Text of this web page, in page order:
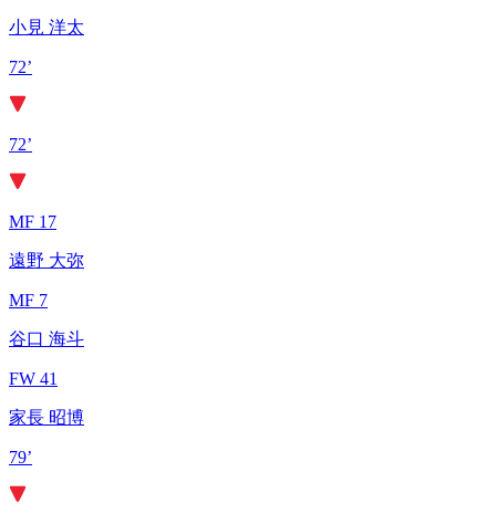
小見 洋太
72’
72’
MF 17
遠野 大弥
MF 7
谷口 海斗
FW 41
家長 昭博
79’